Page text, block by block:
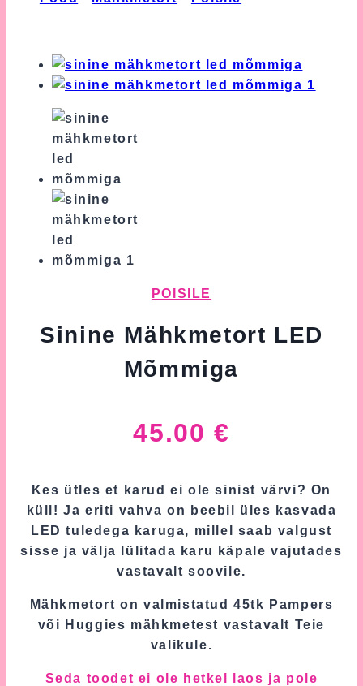
POISILE
Sinine Mähkmetort LED
Mõmmiga
45.00 €
Kes ütles et karud ei ole sinist värvi? On
küll! Ja eriti vahva on beebil üles kasvada
LED tuledega karuga, millel saab valgust
sisse ja välja lülitada karu käpale vajutades
vastavalt soovile.
Mähkmetort on valmistatud 45tk Pampers
või Huggies mähkmetest vastavalt Teie
valikule.
Seda toodet ei ole hetkel laos ja pole